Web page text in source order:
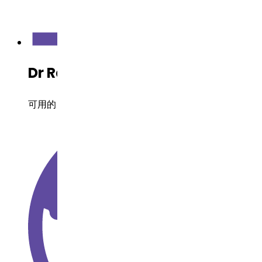
Dr Reddy's 开发状态
可用的